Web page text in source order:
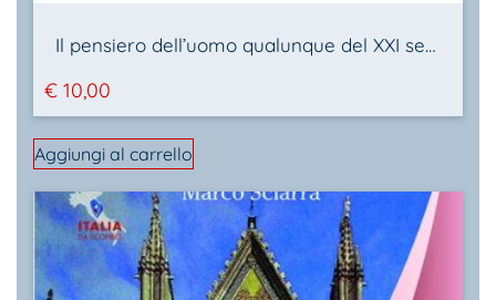
Il pensiero dell’uomo qualunque del XXI secolo
€ 10,00
Aggiungi al carrello